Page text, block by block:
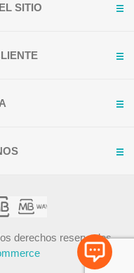
SITIO
derechos reservados.